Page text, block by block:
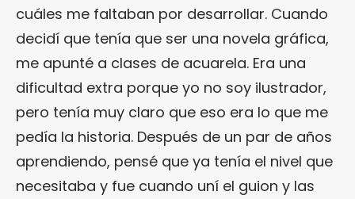
cuáles me faltaban por desarrollar. Cuando
decidí que tenía que ser una novela gráfica,
me apunté a clases de acuarela. Era una
dificultad extra porque yo no soy ilustrador,
pero tenía muy claro que eso era lo que me
pedía la historia. Después de un par de años
aprendiendo, pensé que ya tenía el nivel que
necesitaba y fue cuando uní el guion y las